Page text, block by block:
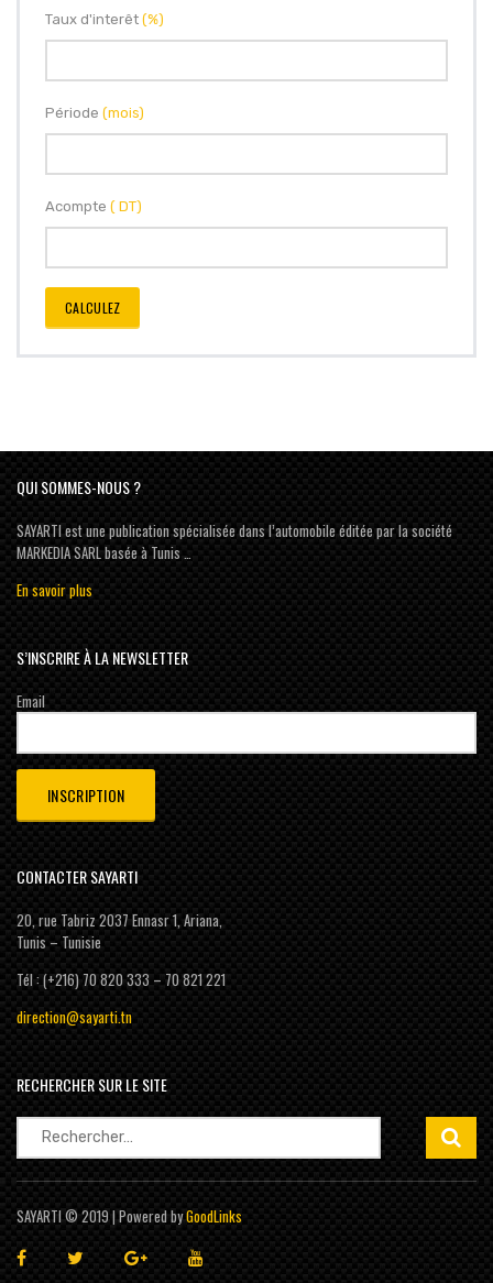
Taux d'interêt (%)
Période (mois)
Acompte ( DT)
CALCULEZ
QUI SOMMES-NOUS ?
SAYARTI est une publication spécialisée dans l’automobile éditée par la société
MARKEDIA SARL basée à Tunis …
En savoir plus
S’INSCRIRE À LA NEWSLETTER
Email
CONTACTER SAYARTI
20, rue Tabriz 2037 Ennasr 1, Ariana,
Tunis – Tunisie
Tél : (+216) 70 820 333 – 70 821 221
direction@sayarti.tn
RECHERCHER SUR LE SITE
Rechercher :
SAYARTI © 2019 | Powered byGoodLinks